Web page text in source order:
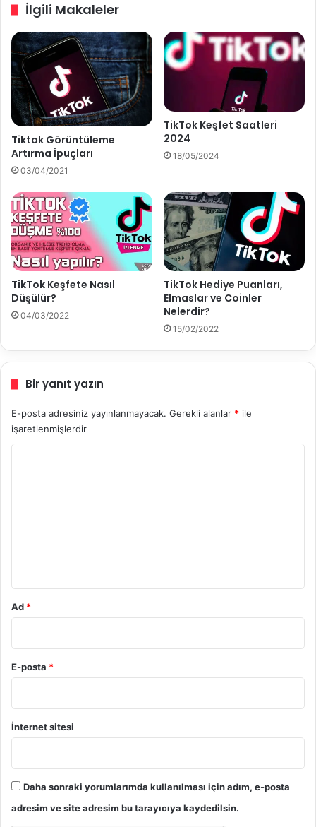
Ç
ı
m
a
n
n
Y
o
l
a
r
ı
l
l
m
n
ı
n
p
u
ç
a
r
ı
İlgili Makaleler
Tiktok Görüntüleme
Artırma İpuçları
03/04/2021
TikTok Keşfet Saatleri
2024
18/05/2024
TikTok Keşfete Nasıl
Düşülür?
04/03/2022
TikTok Hediye Puanları,
Elmaslar ve Coinler
Nelerdir?
15/02/2022
Bir yanıt yazın
E-posta adresiniz yayınlanmayacak. Gerekli alanlar * ile
işaretlenmişlerdir
Ad *
E-posta *
İnternet sitesi
Daha sonraki yorumlarımda kullanılması için adım, e-posta
adresim ve site adresim bu tarayıcıya kaydedilsin.